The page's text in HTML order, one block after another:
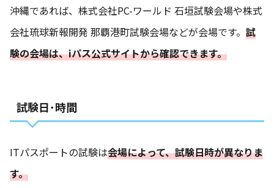
沖縄であれば、株式会社PC-ワールド 石垣試験会場や株式
会社琉球新報開発 那覇港町試験会場などが会場です。 試
験の会場は、iパス公式サイトから確認できます。
試験日･時間
ITパスポートの試験は会場によって、試験日時が異なりま
す。